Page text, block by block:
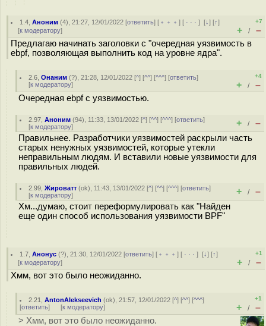
1.4 ,Аноним (4), 21:27, 12/01/2022 [ответить] [ ﹢﹢﹢] [ · · ·][↓] [↑]
[к модератору]
+7
+ / –
Предлагаю начинать заголовки с "очередная уязвимость в
ebpf, позволяющая выполнить код на уровне ядра".
2.6 ,Онаним (?), 21:28, 12/01/2022 [^] [^^] [^^^] [ответить]
[к модератору]
+4
+ / –
Очередная ebpf с уязвимостью.
2.97 ,Аноним (94), 11:33, 13/01/2022 [^] [^^] [^^^] [ответить]
[к модератору] + / –
Правильнее. Разработчики уязвимостей раскрыли часть
старых ненужных уязвимостей, которые утекли
неправильным людям. И вставили новые уязвимости для
правильных людей.
2.99 ,Жироватт (ok), 11:43, 13/01/2022 [^] [^^] [^^^] [ответить]
[к модератору] + / –
Хм...думаю, стоит переформулировать как "Найден
еще один способ использования уязвимости BPF"
1.7 ,Анонус (?), 21:30, 12/01/2022 [ответить] [ ﹢﹢﹢] [ · · ·][↓] [↑]
[к модератору]
+1
+ / –
Хмм, вот это было неожиданно.
2.21 ,AntonAlekseevich (ok), 21:57, 12/01/2022 [^] [^^] [^^^]
[ответить] [к модератору]
+1
+ / –
> Хмм, вот это было неожиданно.